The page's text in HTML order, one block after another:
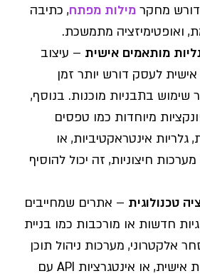
דורש מחקר מילות מפתח, כתיבה
ואופטימיזציה מתמשכת.
מותאמים אישית – עיצוב
אישית לעסק דורש יותר זמן
בתבניות מוכנות. בנוסף,
מיוחדות כמו טפסים
גלריות אינטראקטיביות, או
חיצוניות, זה יכול להוסיף
טכנולוגית – אתרים שמחייבים
חדשות או מורכבות כמו בניית
אלקטרוני, מערכות ניהול תוכן
(CMS) מותאמות אישית, או אינטגרציות API עם